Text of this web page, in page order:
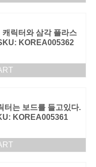
릭터와 삼각 플라스
KOREA005362
터는 보드를 들고있다.
KOREA005361